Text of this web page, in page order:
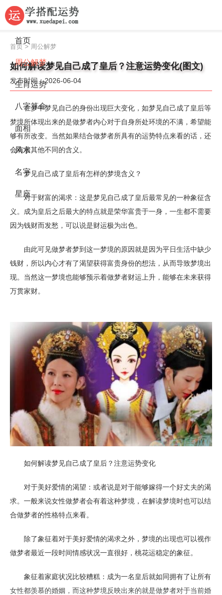
首页
周公解梦
生肖运势
八字算命
面相
风水
名字
星座
首页>周公解梦
如何解读梦见自己成了皇后？注意运势变化(图文)
发布时间：2026-06-04
在梦中梦见自己的身份出现巨大变化，如梦见自己成了皇后等
梦境所体现出来的是做梦者内心对于自身所处环境的不满，希望能
够有所改变。当然如果结合做梦者所具有的运势特点来看的话，还
会有着其他不同的含义。
梦见自己成了皇后有怎样的梦境含义？
对于财富的渴求：这是梦见自己成了皇后最常见的一种象征含
义。成为皇后之后最大的特点就是荣华富贵于一身，一生都不需要
因为钱财而发愁，可以说是财运极为出色。
由此可见做梦者梦到这一梦境的原因就是因为平日生活中缺少
钱财，所以内心才有了渴望获得富贵身份的想法，从而导致梦境出
现。当然这一梦境也能够预示着做梦者财运上升，能够在未来获得
万贯家财。
如何解读梦见自己成了皇后？注意运势变化
对于美好爱情的渴望：或者说是对于能够嫁得一个好丈夫的渴
求。一般来说女性做梦者会有着这种梦境，在解读梦境时也可以结
合做梦者的性格特点来看。
除了象征着对于美好爱情的渴求之外，梦境的出现也可以视作
做梦者最近一段时间情感状况一直很好，桃花运稳定的象征。
象征着家庭状况比较糟糕：成为一名皇后就如同拥有了让所有
女性都羡慕的婚姻，而这种梦境反映出来的就是做梦者对于当前婚